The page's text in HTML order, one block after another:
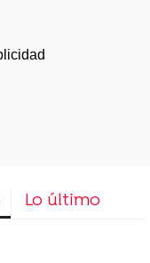
Lo último